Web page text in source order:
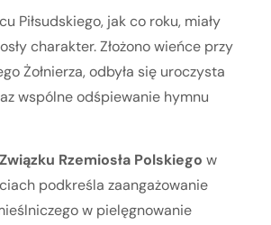
Piłsudskiego, jak co roku, miały
charakter. Złożono wieńce przy
Żołnierza, odbyła się uroczysta
wspólne odśpiewanie hymnu
Rzemiosła Polskiego w
podkreśla zaangażowanie
w pielęgnowanie